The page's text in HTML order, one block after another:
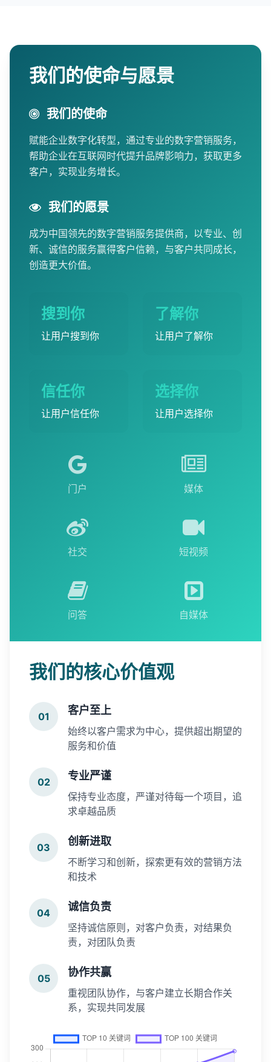
我们的使命与愿景
我们的使命
赋能企业数字化转型，通过专业的数字营销服务，
帮助企业在互联网时代提升品牌影响力，获取更多
客户，实现业务增长。
我们的愿景
成为中国领先的数字营销服务提供商，以专业、创
新、诚信的服务赢得客户信赖，与客户共同成长，
创造更大价值。
搜到你
让用户搜到你
了解你
让用户了解你
信任你
让用户信任你
选择你
让用户选择你
门户 媒体
社交 短视频
问答 自媒体
我们的核心价值观
01 客户至上
始终以客户需求为中心，提供超出期望的
服务和价值
02 专业严谨
保持专业态度，严谨对待每一个项目，追
求卓越品质
03 创新进取
不断学习和创新，探索更有效的营销方法
和技术
04 诚信负责
坚持诚信原则，对客户负责，对结果负
责，对团队负责
05 协作共赢
重视团队协作，与客户建立长期合作关
系，实现共同发展